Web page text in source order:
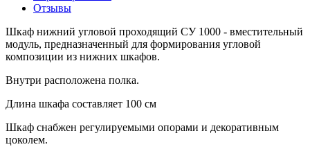
Отзывы
Шкаф нижний угловой проходящий СУ 1000 - вместительный
модуль, предназначенный для формирования угловой
композиции из нижних шкафов.
Внутри расположена полка.
Длина шкафа составляет 100 см
Шкаф снабжен регулируемыми опорами и декоративным
цоколем.